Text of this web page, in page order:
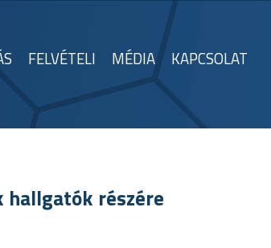
FELVÉTELI MÉDIA KAPCSOLAT
részére